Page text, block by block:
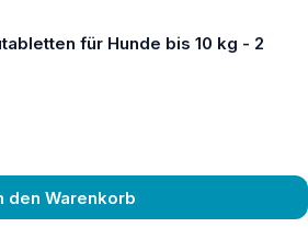
für Hunde bis 10 kg - 2
den Warenkorb